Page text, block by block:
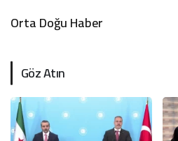
Orta Doğu Haber
Göz Atın